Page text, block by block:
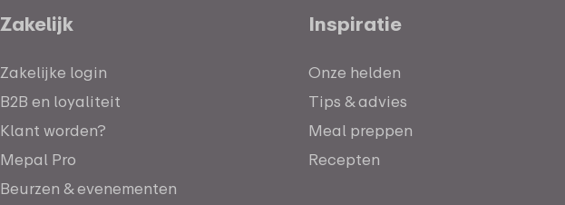
Zakelijk
Zakelijke login
B2B en loyaliteit
Klant worden?
Mepal Pro
Beurzen & evenementen
Inspiratie
Onze helden
Tips & advies
Meal preppen
Recepten